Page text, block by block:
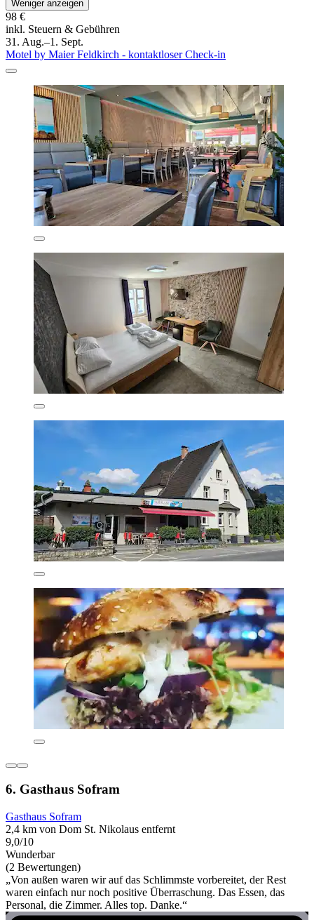
Weniger anzeigen
98 €
inkl. Steuern & Gebühren
31. Aug.–1. Sept.
Motel by Maier Feldkirch - kontaktloser Check-in
6. Gasthaus Sofram
Gasthaus Sofram
2,4 km von Dom St. Nikolaus entfernt
9,0/10
Wunderbar
(2 Bewertungen)
„Von außen waren wir auf das Schlimmste vorbereitet, der Rest
waren einfach nur noch positive Überraschung. Das Essen, das
Personal, die Zimmer. Alles top. Danke.“